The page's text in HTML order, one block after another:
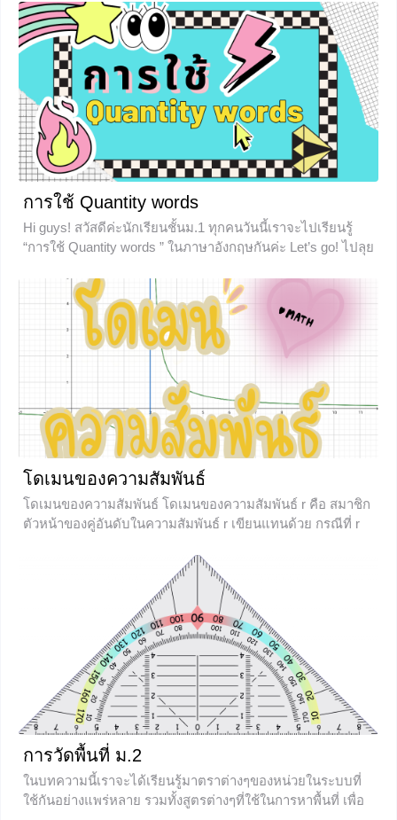
สารพัดเมนู ในบทเรียนวรรณคดีอันโด่งดังอย่างกาพย์เห่ชม
เครื่องคาวหวาน ซึ่งเป็นเรื่องที่น้อง ๆ ชั้นมัธยมศึกษาต้องได้
เรียนอย่างแน่นอน รับรองว่าถ้าเรียนเรื่องนี้จบแล้ว น้อง ๆ ทุกคน
จะได้รู้จักอาหารโบราณน่าทานอีกหลากหลายเมนูเลย ถ้าพร้อม
แล้วเราไปเข้าสู่เนื้อหากันเลยดีกว่า ประวัติความเป็นมา ก่อน
ที่เราจะไปทำความรู้จักกับอาหารต่าง ๆ ในกาพย์เห่ชมเครื่อง
คาวหวาน เราจะขอพาน้อง ๆ
+3
การใช้ Quantity words
Hi guys! สวัสดีค่ะนักเรียนชั้นม.1 ทุกคนวันนี้เราจะไปเรียนรู้
“การใช้ Quantity words ” ในภาษาอังกฤษกันค่ะ Let’s go! ไปลุย
ปริมาณนั่นเอง เช่น much, many, few, a few, lots
+3
โดเมนของความสัมพันธ์
โดเมนของความสัมพันธ์ โดเมนของความสัมพันธ์ r คือ สมาชิก
ตัวหน้าของคู่อันดับในความสัมพันธ์ r เขียนแทนด้วย กรณีที่ r
สมาชิกตัวหน้า เช่น = {(2, 2), (3, 4), (8, 9)} จะได้ว่า = {2, 3, 8}
การวัดพื้นที่ ม.2
ในบทความนี้เราจะได้เรียนรู้มาตราต่างๆของหน่วยในระบบที่
ใช้กันอย่างแพร่หลาย รวมทั้งสูตรต่างๆที่ใช้ในการหาพื้นที่ เพื่อ